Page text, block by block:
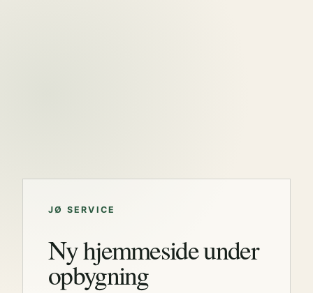
JØ SERVICE
Ny hjemmeside under
opbygning